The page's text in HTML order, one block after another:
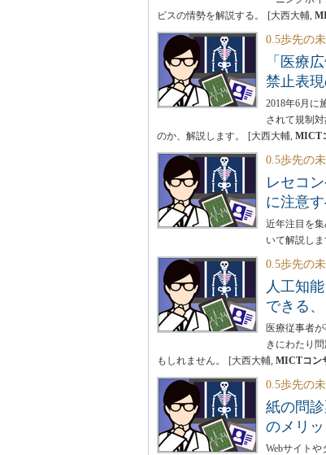
ビスの情勢を解説する。
[大西大輔,
0.5歩先の
「医療
禁止表
2018年6月に
されて規制
のか、解説します。
[大西大輔, MICT
0.5歩先の
レセコ
に注意
近年注目を
いて解説しま
0.5歩先の
人工知
できる
医療従事者
きにわたり
もしれません。
[大西大輔, MICTコン
0.5歩先の
紙の問
のメリッ
Webサイト